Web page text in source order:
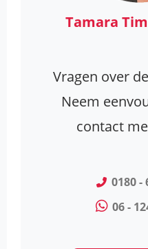
Tamara
Vragen over
Neem
contact
0180 -
06 -